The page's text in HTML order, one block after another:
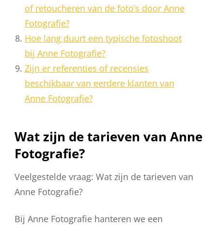
of retoucheren van de foto’s door Anne
Fotografie?
Hoe lang duurt een typische fotoshoot
bij Anne Fotografie?
Zijn er referenties of recensies
beschikbaar van eerdere klanten van
Anne Fotografie?
Wat zijn de tarieven van Anne
Fotografie?
Veelgestelde vraag: Wat zijn de tarieven van
Anne Fotografie?
Bij Anne Fotografie hanteren we een